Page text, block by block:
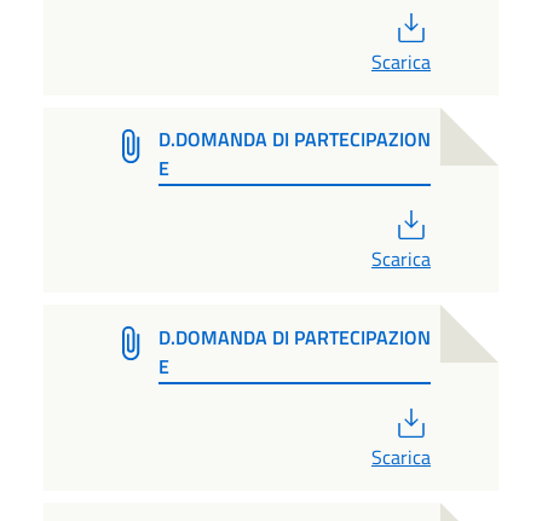
Scarica
D.DOMANDA DI PARTECIPAZION
E
Scarica
D.DOMANDA DI PARTECIPAZION
E
Scarica